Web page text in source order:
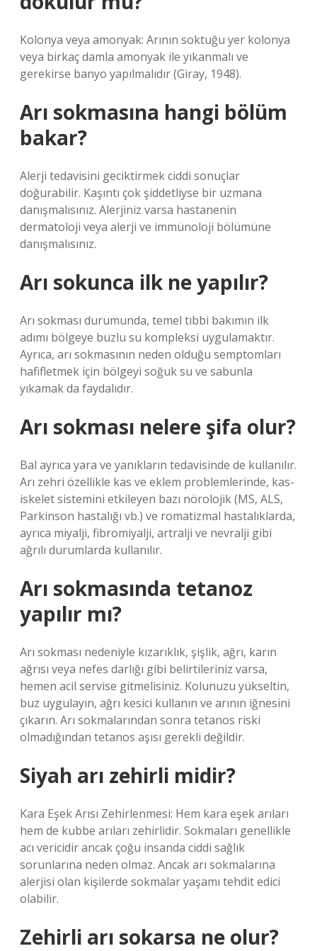
Kolonya veya amonyak: Arının soktuğu yer kolonya
veya birkaç damla amonyak ile yıkanmalı ve
gerekirse banyo yapılmalıdır (Giray, 1948).
Arı sokmasına hangi bölüm
bakar?
Alerji tedavisini geciktirmek ciddi sonuçlar
doğurabilir. Kaşıntı çok şiddetliyse bir uzmana
danışmalısınız. Alerjiniz varsa hastanenin
dermatoloji veya alerji ve immünoloji bölümüne
danışmalısınız.
Arı sokunca ilk ne yapılır?
Arı sokması durumunda, temel tıbbi bakımın ilk
adımı bölgeye buzlu su kompleksi uygulamaktır.
Ayrıca, arı sokmasının neden olduğu semptomları
hafifletmek için bölgeyi soğuk su ve sabunla
yıkamak da faydalıdır.
Arı sokması nelere şifa olur?
Bal ayrıca yara ve yanıkların tedavisinde de kullanılır.
Arı zehri özellikle kas ve eklem problemlerinde, kas-
iskelet sistemini etkileyen bazı nörolojik (MS, ALS,
Parkinson hastalığı vb.) ve romatizmal hastalıklarda,
ayrıca miyalji, fibromiyalji, artralji ve nevralji gibi
ağrılı durumlarda kullanılır.
Arı sokmasında tetanoz
yapılır mı?
Arı sokması nedeniyle kızarıklık, şişlik, ağrı, karın
ağrısı veya nefes darlığı gibi belirtileriniz varsa,
hemen acil servise gitmelisiniz. Kolunuzu yükseltin,
buz uygulayın, ağrı kesici kullanın ve arının iğnesini
çıkarın. Arı sokmalarından sonra tetanos riski
olmadığından tetanos aşısı gerekli değildir.
Siyah arı zehirli midir?
Kara Eşek Arısı Zehirlenmesi: Hem kara eşek arıları
hem de kubbe arıları zehirlidir. Sokmaları genellikle
acı vericidir ancak çoğu insanda ciddi sağlık
sorunlarına neden olmaz. Ancak arı sokmalarına
alerjisi olan kişilerde sokmalar yaşamı tehdit edici
olabilir.
Zehirli arı sokarsa ne olur?